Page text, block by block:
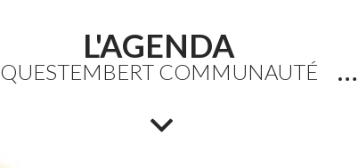
Etang du Moulin Neuf :
baignade interdite
activités nautiques. La consommation de poissons
L'AGENDA
QUESTEMBERT COMMUNAUTÉ